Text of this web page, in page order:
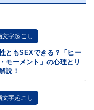
字起こし
ともSEXできる？「ヒー
モーメント」の心理とリ
説！
字起こし